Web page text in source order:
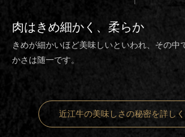
肉は きめ細かく、柔らか
きめが細かいほど美味しいといわれ、その中
かさは随一です。
近江牛の美味しさの秘密を詳し